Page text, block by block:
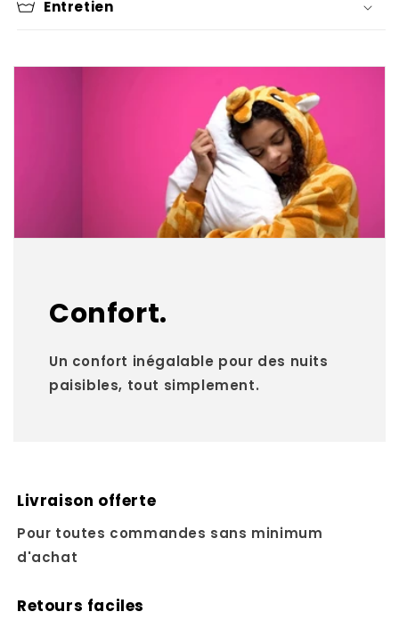
Entretien
Confort.
Un confort inégalable pour des nuits
paisibles, tout simplement.
Livraison offerte
Pour toutes commandes sans minimum
d'achat
Retours faciles